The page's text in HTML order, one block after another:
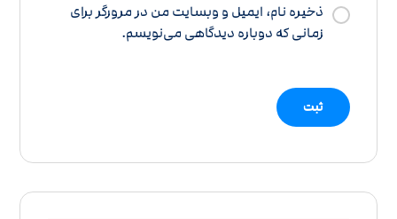
ذخیره نام، ایمیل و وبسایت من در مرورگر برای
زمانی که دوباره دیدگاهی می‌نویسم.